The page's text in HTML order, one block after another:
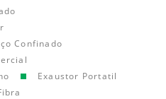
Confinado
Exaustor Portatil